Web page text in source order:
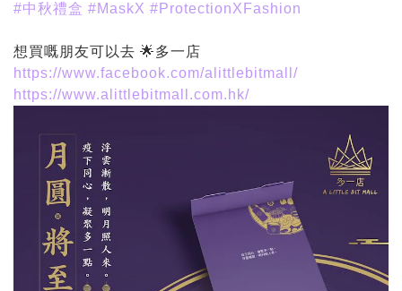
#中秋禮盒 #MaskX #ProtectionXFashion
想買嘅朋友可以去 🌟多一店
https://www.facebook.com/alittlebitmall/
https://www.alittlebitmall.com.hk/